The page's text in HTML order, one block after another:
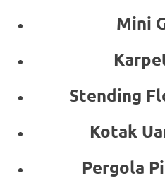
Mini
Stending
Kotak
Pergola